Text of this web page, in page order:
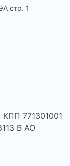
стр. 1
771301001
В АО